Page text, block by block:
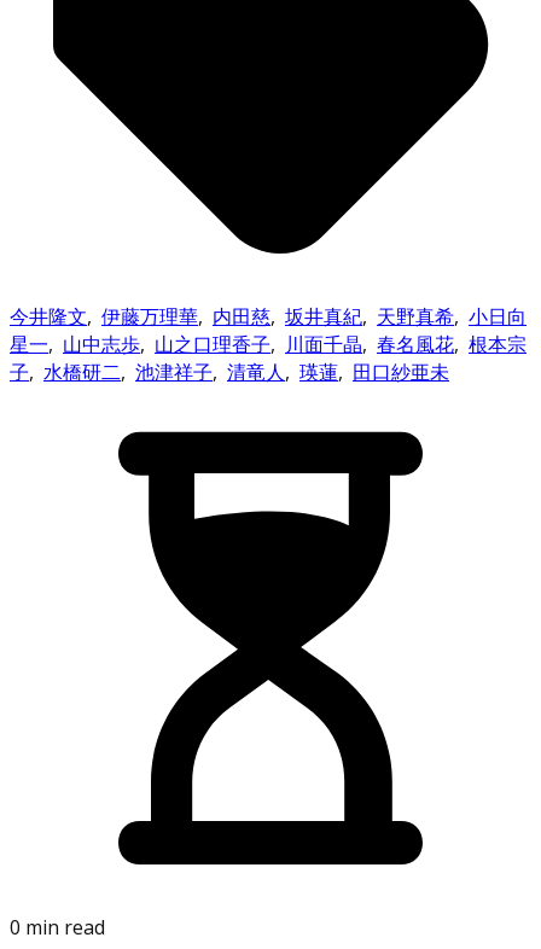
今井隆文, 伊藤万理華, 内田慈, 坂井真紀, 天野真希, 小日向
星一, 山中志歩, 山之口理香子, 川面千晶, 春名風花, 根本宗
子, 水橋研二, 池津祥子, 清竜人, 瑛蓮, 田口紗亜未
0 min read